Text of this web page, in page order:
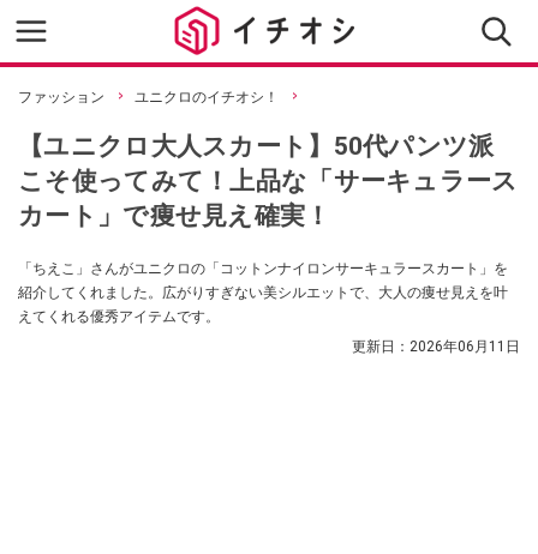
ファッション ユニクロのイチオシ！
【ユニクロ大人スカート】50代パンツ派
こそ使ってみて！上品な「サーキュラース
カート」で痩せ見え確実！
「ちえこ」さんがユニクロの「コットンナイロンサーキュラースカート」を
紹介してくれました。広がりすぎない美シルエットで、大人の痩せ見えを叶
えてくれる優秀アイテムです。
更新日： 2026年06月11日